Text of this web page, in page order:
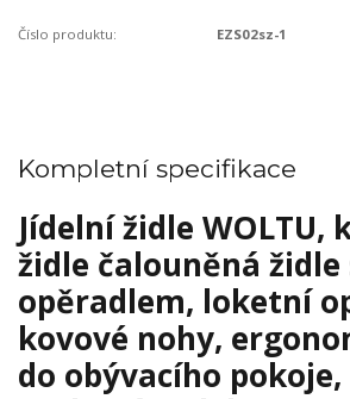
Číslo produktu: EZS02sz-1
Kompletní specifikace
Jídelní židle WOLTU,
židle čalouněná židle
opěradlem, loketní
kovové nohy,
do obývacího